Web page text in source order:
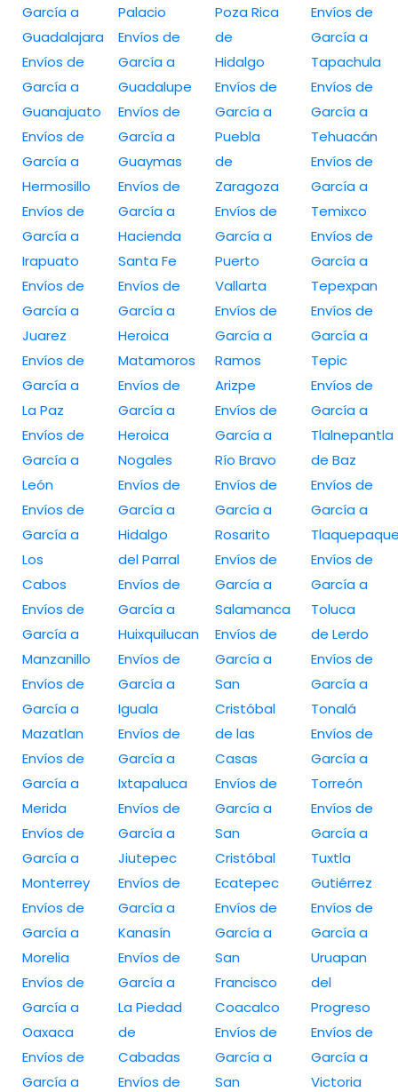
García a
Guadalajara
Envíos de
García a
Guanajuato
Envíos de
García a
Hermosillo
Envíos de
García a
Irapuato
Envíos de
García a
Juarez
Envíos de
García a
La Paz
Envíos de
García a
León
Envíos de
García a
Los
Cabos
Envíos de
García a
Manzanillo
Envíos de
García a
Mazatlan
Envíos de
García a
Merida
Envíos de
García a
Monterrey
Envíos de
García a
Morelia
Envíos de
García a
Oaxaca
Envíos de
García a
Palacio
Envíos de
García a
Guadalupe
Envíos de
García a
Guaymas
Envíos de
García a
Hacienda
Santa Fe
Envíos de
García a
Heroica
Matamoros
Envíos de
García a
Heroica
Nogales
Envíos de
García a
Hidalgo
del Parral
Envíos de
García a
Huixquilucan
Envíos de
García a
Iguala
Envíos de
García a
Ixtapaluca
Envíos de
García a
Jiutepec
Envíos de
García a
Kanasín
Envíos de
García a
La Piedad
de
Cabadas
Envíos de
Poza Rica
de
Hidalgo
Envíos de
García a
Puebla
de
Zaragoza
Envíos de
García a
Puerto
Vallarta
Envíos de
García a
Ramos
Arizpe
Envíos de
García a
Río Bravo
Envíos de
García a
Rosarito
Envíos de
García a
Salamanca
Envíos de
García a
San
Cristóbal
de las
Casas
Envíos de
García a
San
Cristóbal
Ecatepec
Envíos de
García a
San
Francisco
Coacalco
Envíos de
García a
San
Envíos de
García a
Tapachula
Envíos de
García a
Tehuacán
Envíos de
García a
Temixco
Envíos de
García a
Tepexpan
Envíos de
García a
Tepic
Envíos de
García a
Tlalnepantla
de Baz
Envíos de
García a
Envíos de
García a
Toluca
de Lerdo
Envíos de
García a
Tonalá
Envíos de
García a
Torreón
Envíos de
García a
Tuxtla
Gutiérrez
Envíos de
García a
Uruapan
del
Progreso
Envíos de
García a
Victoria